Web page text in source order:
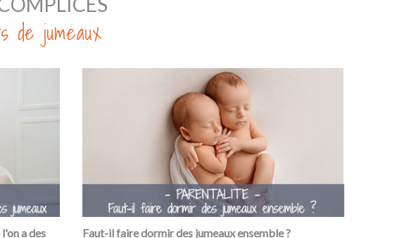
de jumeaux
a des Faut-il faire dormir des jumeaux ensemble ?